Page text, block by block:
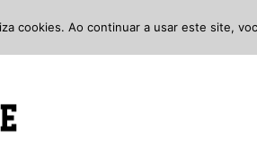
cookies. Ao continuar a usar este site,